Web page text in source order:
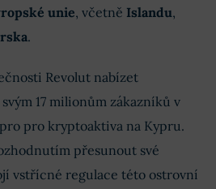
unie, včetně Islandu,
.
Revolut nabízet
17 milionům zákazníků v
pro kryptoaktiva na Kypru.
přesunout své
vstřícné regulace této ostrovní